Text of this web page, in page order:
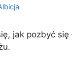
jak pozbyć